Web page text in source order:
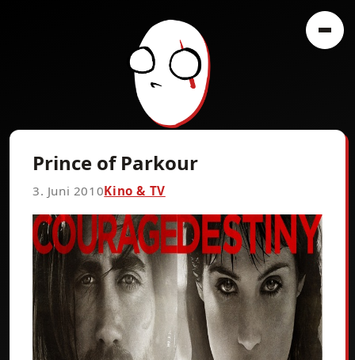
Prince of Parkour
3. Juni 2010Kino & TV